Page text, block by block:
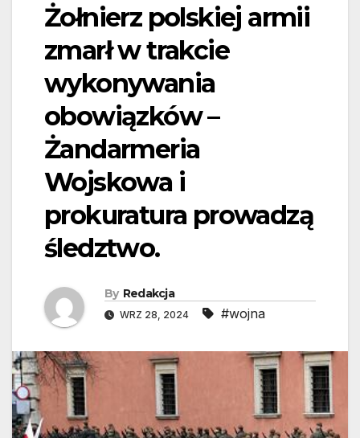
Żołnierz polskiej armii
zmarł w trakcie
wykonywania
obowiązków –
Żandarmeria
Wojskowa i
prokuratura prowadzą
śledztwo.
By Redakcja
WRZ 28, 2024 #wojna